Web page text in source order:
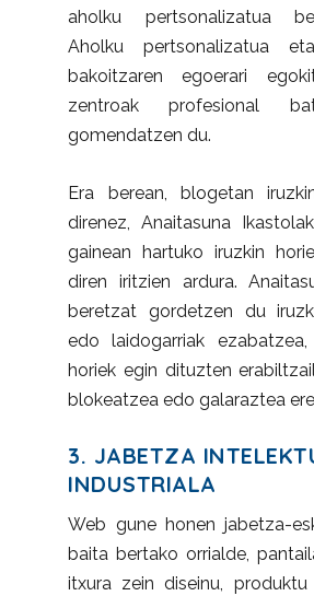
aholku pertsonalizatua
Aholku pertsonalizatua
bakoitzaren egoerari
zentroak profesional
gomendatzen du.
Era berean, blogetan
direnez, Anaitasuna
gainean hartuko iruzkin
diren iritzien ardura.
beretzat gordetzen du
edo laidogarriak
horiek egin dituzten
blokeatzea edo galaraztea
3. JABETZA
INDUSTRIALA
Web gune honen jabetza-
baita bertako orrialde,
itxura zein diseinu,